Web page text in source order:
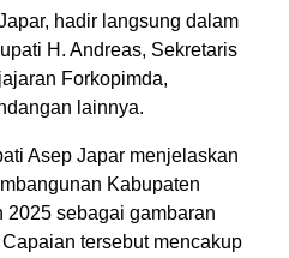
hadir langsung dalam
H. Andreas, Sekretaris
Forkopimda,
lainnya.
Asep Japar menjelaskan
Kabupaten
2025 sebagai gambaran
tersebut mencakup